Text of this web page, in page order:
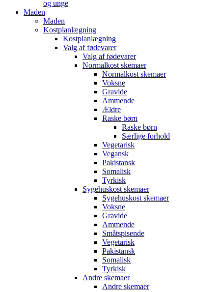
og unge
Maden
Maden
Kostplanlægning
Kostplanlægning
Valg af fødevarer
Valg af fødevarer
Normalkost skemaer
Normalkost skemaer
Voksne
Gravide
Ammende
Ældre
Raske børn
Raske børn
Særlige forhold
Vegetarisk
Vegansk
Pakistansk
Somalisk
Tyrkisk
Sygehuskost skemaer
Sygehuskost skemaer
Voksne
Gravide
Ammende
Småtspisende
Vegetarisk
Pakistansk
Somalisk
Tyrkisk
Andre skemaer
Andre skemaer